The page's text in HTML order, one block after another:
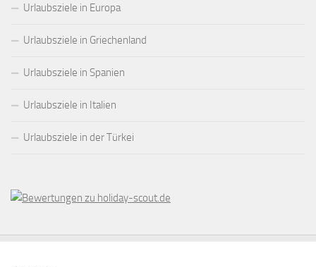
Urlaubsziele in Europa
Urlaubsziele in Griechenland
Urlaubsziele in Spanien
Urlaubsziele in Italien
Urlaubsziele in der Türkei